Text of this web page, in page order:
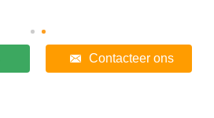
Contacteer ons